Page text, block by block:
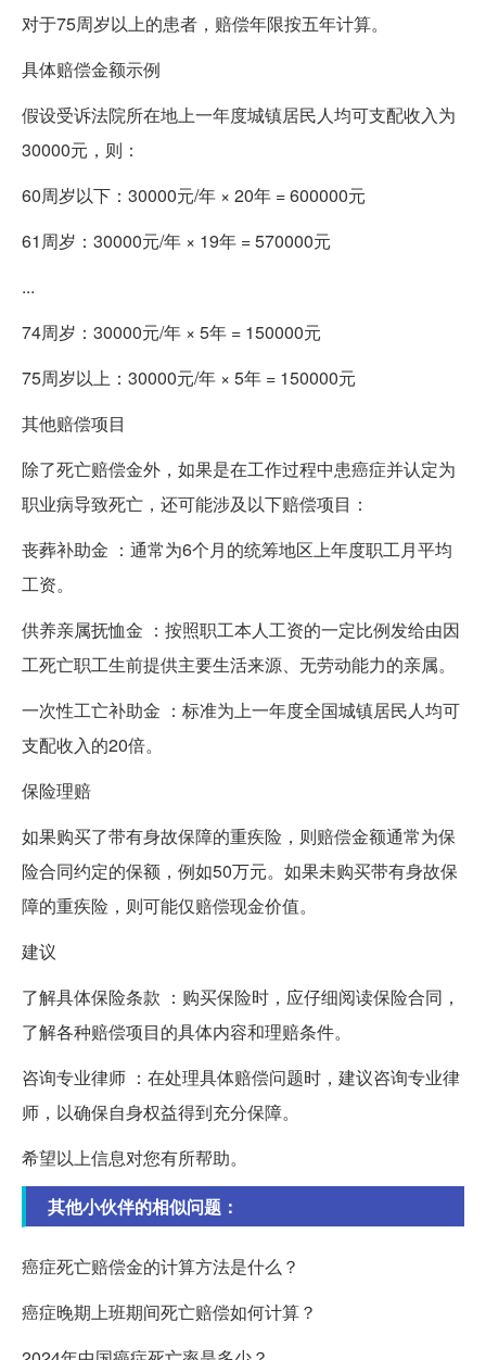
对于75周岁以上的患者，赔偿年限按五年计算。
具体赔偿金额示例
假设受诉法院所在地上一年度城镇居民人均可支配收入为
30000元，则：
60周岁以下：30000元/年 × 20年 = 600000元
61周岁：30000元/年 × 19年 = 570000元
...
74周岁：30000元/年 × 5年 = 150000元
75周岁以上：30000元/年 × 5年 = 150000元
其他赔偿项目
除了死亡赔偿金外，如果是在工作过程中患癌症并认定为
职业病导致死亡，还可能涉及以下赔偿项目：
丧葬补助金 ：通常为6个月的统筹地区上年度职工月平均
工资。
供养亲属抚恤金 ：按照职工本人工资的一定比例发给由因
工死亡职工生前提供主要生活来源、无劳动能力的亲属。
一次性工亡补助金 ：标准为上一年度全国城镇居民人均可
支配收入的20倍。
保险理赔
如果购买了带有身故保障的重疾险，则赔偿金额通常为保
险合同约定的保额，例如50万元。如果未购买带有身故保
障的重疾险，则可能仅赔偿现金价值。
建议
了解具体保险条款 ：购买保险时，应仔细阅读保险合同，
了解各种赔偿项目的具体内容和理赔条件。
咨询专业律师 ：在处理具体赔偿问题时，建议咨询专业律
师，以确保自身权益得到充分保障。
希望以上信息对您有所帮助。
其他小伙伴的相似问题：
癌症死亡赔偿金的计算方法是什么？
癌症晚期上班期间死亡赔偿如何计算？